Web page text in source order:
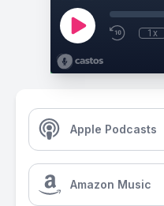
1x
Apple Podcasts
Amazon Music